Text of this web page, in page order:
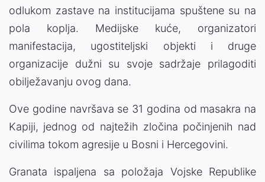
odlukom zastave na institucijama spuštene su na
pola koplja. Medijske kuće, organizatori
manifestacija, ugostiteljski objekti i druge
organizacije dužni su svoje sadržaje prilagoditi
obilježavanju ovog dana.
Ove godine navršava se 31 godina od masakra na
Kapiji, jednog od najtežih zločina počinjenih nad
civilima tokom agresije u Bosni i Hercegovini.
Granata ispaljena sa položaja Vojske Republike